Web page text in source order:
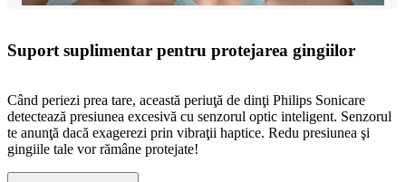
Suport suplimentar pentru protejarea gingiilor
Când periezi prea tare, această periuţă de dinţi Philips Sonicare
detectează presiunea excesivă cu senzorul optic inteligent. Senzorul
te anunţă dacă exagerezi prin vibraţii haptice. Redu presiunea şi
gingiile tale vor rămâne protejate!